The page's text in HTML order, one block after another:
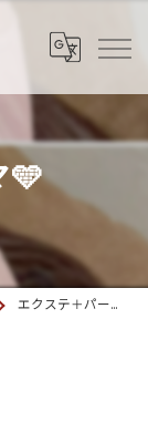
🩵
エクステ＋パーマ🩵